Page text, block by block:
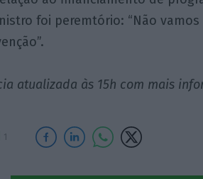
foi peremtório: “Não
atualizada às 15h com mais
1